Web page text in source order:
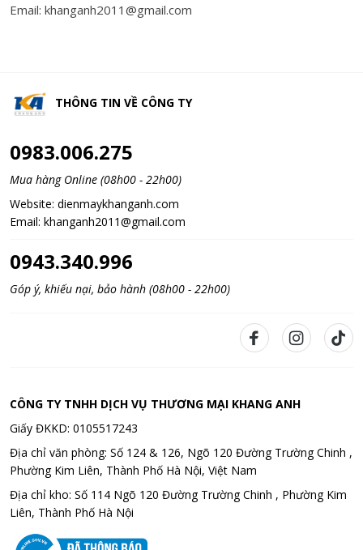
Email: khanganh2011@gmail.com
THÔNG TIN VỀ CÔNG TY
0983.006.275
Mua hàng Online (08h00 - 22h00)
Website: dienmaykhanganh.com
Email: khanganh2011@gmail.com
0943.340.996
Góp ý, khiếu nại, bảo hành (08h00 - 22h00)
CÔNG TY TNHH DỊCH VỤ THƯƠNG MẠI KHANG ANH
Giấy ĐKKD: 0105517243
Địa chỉ văn phòng: Số 124 & 126, Ngõ 120 Đường Trường Chinh ,
Phường Kim Liên, Thành Phố Hà Nội, Việt Nam
Địa chỉ kho: Số 114 Ngõ 120 Đường Trường Chinh , Phường Kim
Liên, Thành Phố Hà Nội